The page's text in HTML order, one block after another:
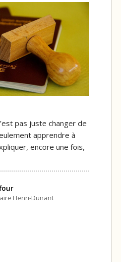
pas juste changer de
apprendre à
encore une fois,
Henri-Dunant